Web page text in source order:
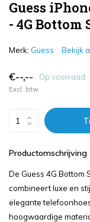
Guess
- 4G Bottom
Merk: Guess Bekijk
€--,-- Op voorraad
Excl. btw
Productomschrijving
De Guess 4G Bottom
combineert luxe en
elegante
hoogwaardige